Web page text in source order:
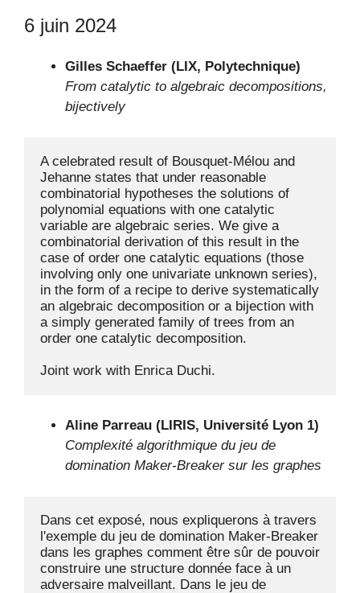
6 juin 2024
Gilles Schaeffer (LIX, Polytechnique)
From catalytic to algebraic decompositions,
bijectively
A celebrated result of Bousquet-Mélou and
Jehanne states that under reasonable
combinatorial hypotheses the solutions of
polynomial equations with one catalytic
variable are algebraic series. We give a
combinatorial derivation of this result in the
case of order one catalytic equations (those
involving only one univariate unknown series),
in the form of a recipe to derive systematically
an algebraic decomposition or a bijection with
a simply generated family of trees from an
order one catalytic decomposition.
Joint work with Enrica Duchi.
Aline Parreau (LIRIS, Université Lyon 1)
Complexité algorithmique du jeu de
domination Maker-Breaker sur les graphes
Dans cet exposé, nous expliquerons à travers
l'exemple du jeu de domination Maker-Breaker
dans les graphes comment être sûr de pouvoir
construire une structure donnée face à un
adversaire malveillant. Dans le jeu de